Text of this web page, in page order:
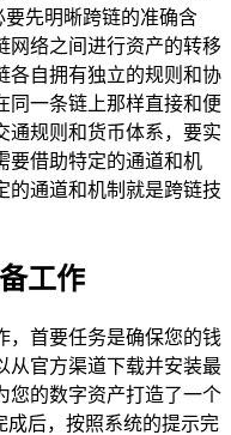
要先明晰跨链的准确含
网络之间进行资产的转移
各自拥有独立的规则和协
同一条链上那样直接和便
通规则和货币体系，要实
要借助特定的通道和机
的通道和机制就是跨链技
工作
，首要任务是确保您的钱
从官方渠道下载并安装最
您的数字资产打造了一个
成后，按照系统的提示完